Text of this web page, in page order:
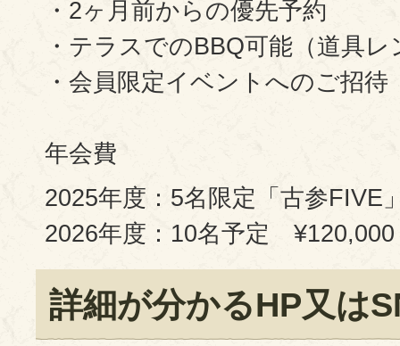
・2ヶ月前からの優先予約
・テラスでのBBQ可能（道具
・会員限定イベントへのご招待
年会費
2025年度：5名限定「古参FIVE
2026年度：10名予定 ¥120,000
詳細が分かるHP又は